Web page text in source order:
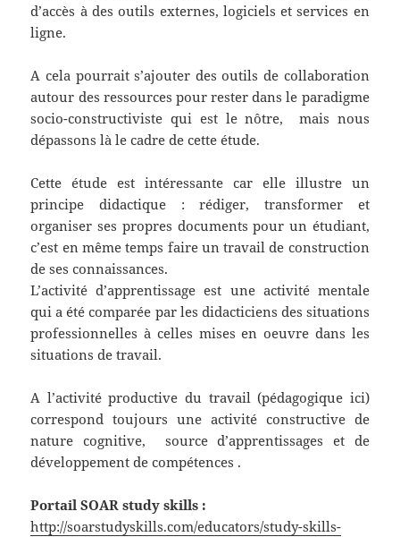
d’accès à des outils externes, logiciels et services en
ligne.
A cela pourrait s’ajouter des outils de collaboration
autour des ressources pour rester dans le paradigme
socio-constructiviste qui est le nôtre, mais nous
dépassons là le cadre de cette étude.
Cette étude est intéressante car elle illustre un
principe didactique : rédiger, transformer et
organiser ses propres documents pour un étudiant,
c’est en même temps faire un travail de construction
de ses connaissances.
L’activité d’apprentissage est une activité mentale
qui a été comparée par les didacticiens des situations
professionnelles à celles mises en oeuvre dans les
situations de travail.
A l’activité productive du travail (pédagogique ici)
correspond toujours une activité constructive de
nature cognitive, source d’apprentissages et de
développement de compétences .
Portail SOAR study skills :
http://soarstudyskills.com/educators/study-skills-